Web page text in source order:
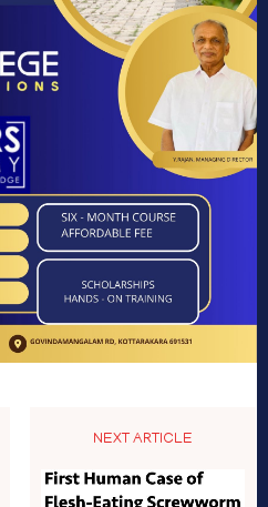
NEXT ARTICLE